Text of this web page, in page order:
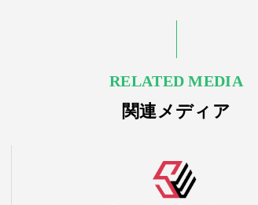
RELATED MEDIA
関連メディア